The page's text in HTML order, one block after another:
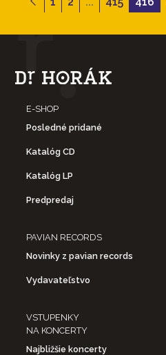
E-SHOP
Posledné pridané
Katalóg CD
Katalóg LP
Predpredaj
PAVIAN RECORDS
Novinky z pavian records
Vydavateľstvo
VSTUPENKY
NA KONCERTY
Najbližšie koncerty